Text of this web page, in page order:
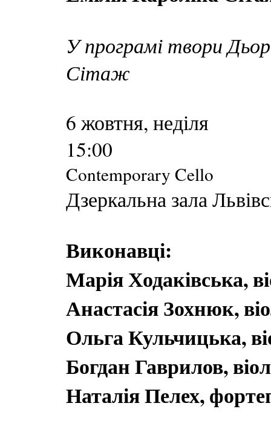
У програмі твори
Сітаж
6 жовтня, неділя
15:00
Contemporary Cello
Дзеркальна зала
Виконавці:
Марія Ходаківська,
Анастасія Зохнюк,
Ольга Кульчицька,
Богдан Гаврилов,
Наталія Пелех,